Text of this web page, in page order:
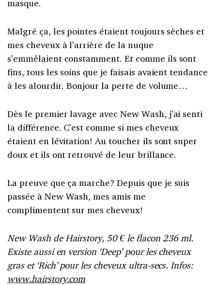
masque.
Malgré ça, les pointes étaient toujours sèches et
mes cheveux à l’arrière de la nuque
s’emmêlaient constamment. Et comme ils sont
fins, tous les soins que je faisais avaient tendance
à les alourdir. Bonjour la perte de volume…
Dès le premier lavage avec New Wash, j’ai senti
la différence. C’est comme si mes cheveux
étaient en lévitation! Au toucher ils sont super
doux et ils ont retrouvé de leur brillance.
La preuve que ça marche? Depuis que je suis
passée à New Wash, mes amis me
complimentent sur mes cheveux!
New Wash de Hairstory, 50 € le flacon 236 ml.
Existe aussi en version ‘Deep’ pour les cheveux
gras et ‘Rich’ pour les cheveux ultra-secs. Infos:
www.hairstory.com